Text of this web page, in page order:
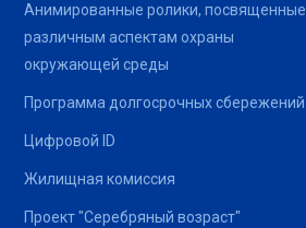
Анимированные ролики, посвященные
различным аспектам охраны
окружающей среды
Программа долгосрочных сбережений
Цифровой ID
Жилищная комиссия
Проект "Серебряный возраст"